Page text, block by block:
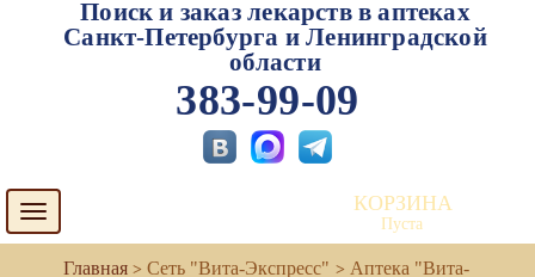
Поиск и заказ лекарств в аптеках
Санкт-Петербурга и Ленинградской
области
383-99-09
Toggle
navigation
КОРЗИНА
Пуста
Сеть "Вита-Экспресс"
Аптека "Вита-